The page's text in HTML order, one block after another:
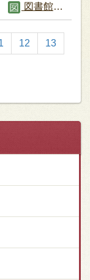
図書館職員B
12 13